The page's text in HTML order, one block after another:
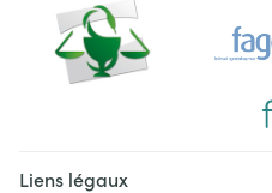
Liens légaux